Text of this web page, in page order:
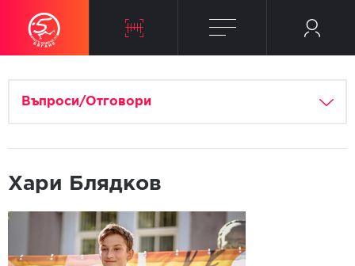
Въпроси/Отговори
Хари Блядков